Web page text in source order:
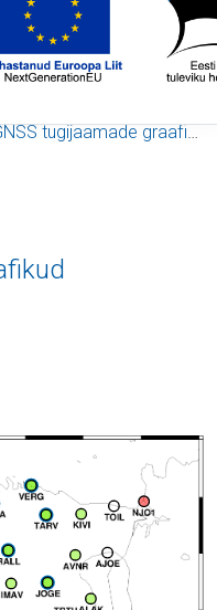
tugijaamade graafikud